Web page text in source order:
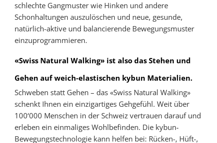
schlechte Gangmuster wie Hinken und andere
Schonhaltungen auszulöschen und neue, gesunde,
natürlich-aktive und balancierende Bewegungsmuster
einzuprogrammieren.
«Swiss Natural Walking» ist also das Stehen und
Gehen auf weich-elastischen kybun Materialien.
Schweben statt Gehen – das «Swiss Natural Walking»
schenkt Ihnen ein einzigartiges Gehgefühl. Weit über
100‘000 Menschen in der Schweiz vertrauen darauf und
erleben ein einmaliges Wohlbefinden. Die kybun-
Bewegungstechnologie kann helfen bei: Rücken-, Hüft-,